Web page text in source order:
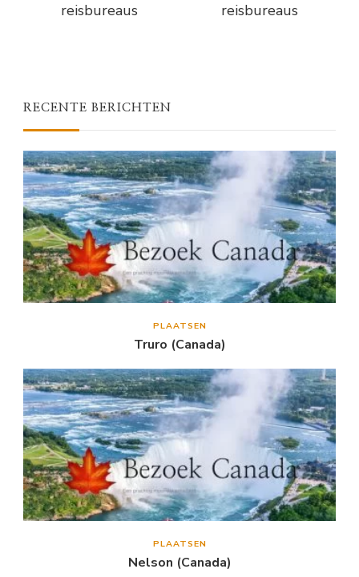
reisbureaus reisbureaus
RECENTE BERICHTEN
PLAATSEN
Truro (Canada)
PLAATSEN
Nelson (Canada)